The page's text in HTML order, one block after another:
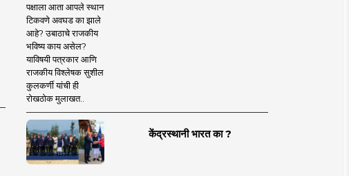
पक्षाला आता आपले स्थान
टिकवणे अवघड का झाले
आहे? उबाठाचे राजकीय
भविष्य काय असेल?
याविषयी पत्रकार आणि
राजकीय विश्लेषक सुशील
कुलकर्णी यांची ही
रोखठोक मुलाखत..
केंद्रस्थानी भारत का ?